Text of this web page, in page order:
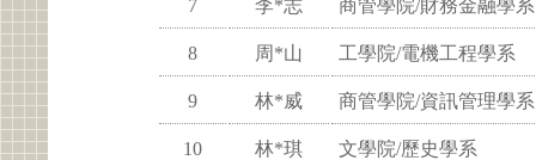
7 李*志 商管學院/財務金融學系
8 周*山 工學院/電機工程學系
9 林*威 商管學院/資訊管理學系
10 林*琪 文學院/歷史學系